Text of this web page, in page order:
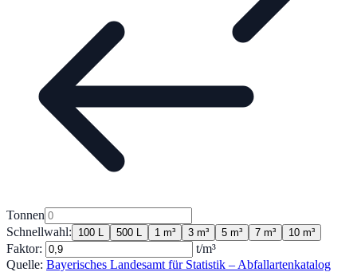
Tonnen
Schnellwahl:
100 L 500 L 1 m³ 3 m³ 5 m³ 7 m³ 10 m³
Faktor:
t/m³
Quelle: Bayerisches Landesamt für Statistik – Abfallartenkatalog